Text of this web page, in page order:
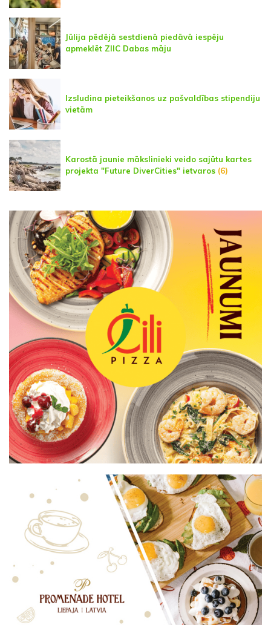
Jūlija pēdējā sestdienā piedāvā iespēju
apmeklēt ZIIC Dabas māju
Izsludina pieteikšanos uz pašvaldības stipendiju
vietām
Karostā jaunie mākslinieki veido sajūtu kartes
projekta "Future DiverCities" ietvaros (6)